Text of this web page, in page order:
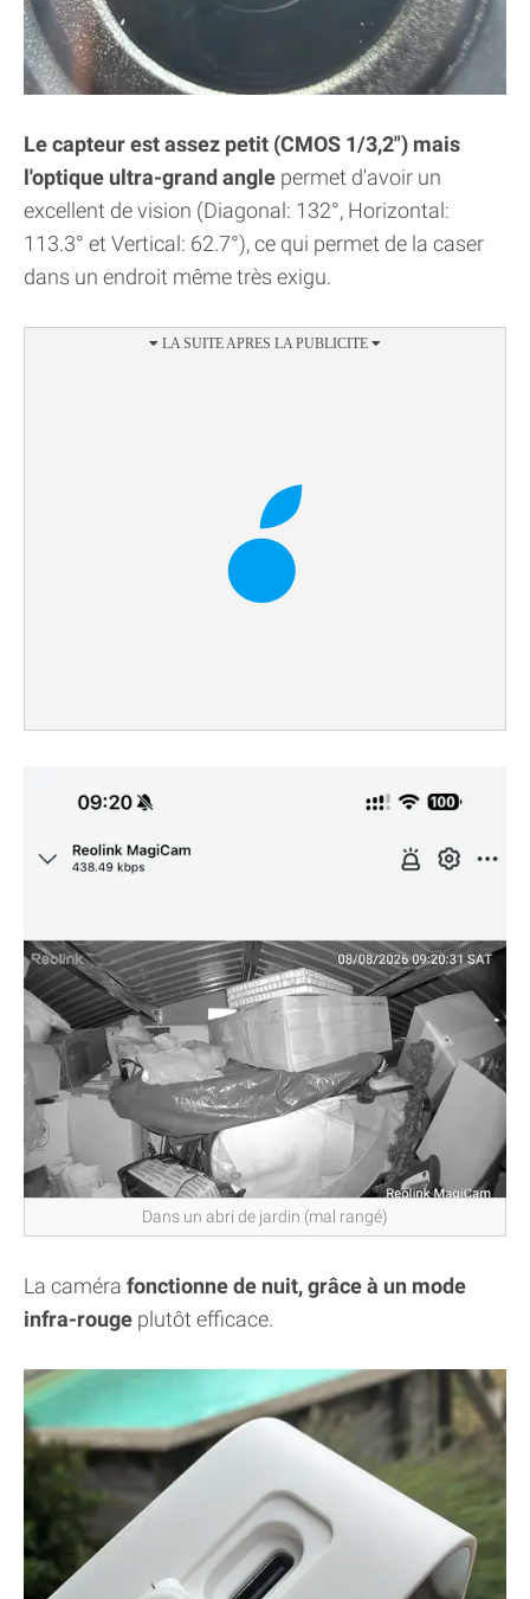
Le capteur est assez petit (CMOS 1/3,2") mais
l'optique ultra-grand angle permet d'avoir un
excellent de vision (Diagonal: 132°, Horizontal:
113.3° et Vertical: 62.7°), ce qui permet de la caser
dans un endroit même très exigu.
Dans un abri de jardin (mal rangé)
La caméra fonctionne de nuit, grâce à un mode
infra-rouge plutôt efficace.